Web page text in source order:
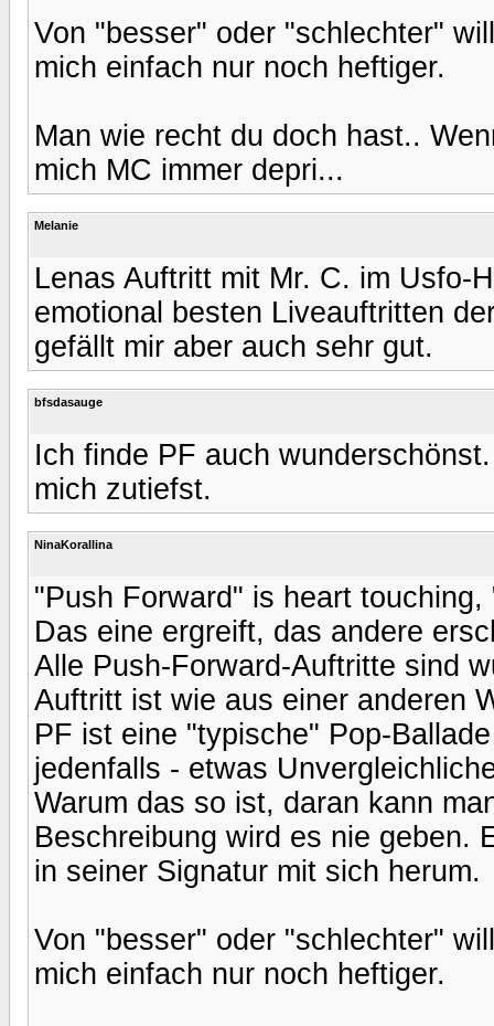
Von "besser" oder "schlechter"
mich einfach nur noch heftiger.
Man wie recht du doch hast..
mich MC immer depri...
Melanie
Lenas Auftritt mit Mr. C. im Usfo-
emotional besten Liveauftritten
gefällt mir aber auch sehr gut.
bfsdasauge
Ich finde PF auch
mich zutiefst.
NinaKorallina
"Push Forward" is heart
Das eine ergreift, das andere
Alle Push-Forward-Auftritte sind
Auftritt ist wie aus einer anderen
PF ist eine "typische" Pop-
jedenfalls - etwas
Warum das so ist, daran kann
Beschreibung wird es nie geben.
in seiner Signatur mit sich herum.
Von "besser" oder "schlechter"
mich einfach nur noch heftiger.